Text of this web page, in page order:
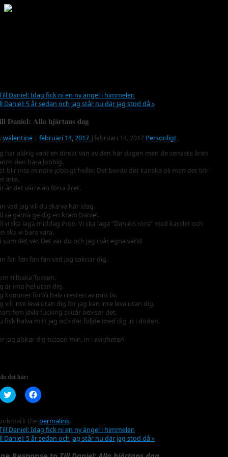
Daniel: Idag fick ni en ny ängel i himmelen
Daniel: 5 år sedan och jag står nu där jag stod då»
Daniel: Alla hjärtans dag
walentine | februari 14, 2017 |februari 14, 2017 Personligt
har aldrig varit en direkt vän av den här dagen men de senaste åren
den bara jobbig.
blir inte mindre jobbigt heller. Det borde det kanske bli men det blir
inte.
är det värre än förra året.
vad jag vill du ska va här idag.
så gärna ge dig en kram Daniel.
vi ska laga middag ihop. Vi ska laga ”Daniels röra” med kassler och
ska vi bara vara.
som det var. Det var du och jag i vår egna värld
fan fan fan fan vad jag saknar dig.
tillbaka Tussen.
är inte hel utan dig.
kommer förbli halv i resten av mitt liv.
vill inte leva utan dig för jag kan inte leva utan dig.
fem jävla fucking skitår bevisar det.
fick halva mitt jag och det följde med dig in i döden.
jag älskar dig tussen min, in i evigheten
det här:
Klicka
för
på
Twitter
(Öppnas
i
nytt
Klicka
för
på
Facebook
(Öppnas
i
nytt
the permalink.
Daniel: Idag fick ni en ny ängel i himmelen
Daniel: 5 år sedan och jag står nu där jag stod då»